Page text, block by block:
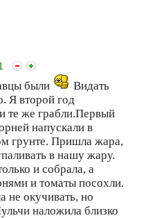
были
Видать
Я второй год
те же грабли.Первый
напускали в
грунте. Пришла жара,
в нашу жару.
и собрала, а
и томаты посохли.
не окучивать, но
наложила близко